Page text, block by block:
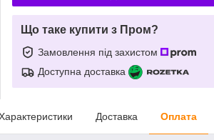
Що таке купити з Пром?
Замовлення під захистом
Доступна доставка
Доставка Оплата